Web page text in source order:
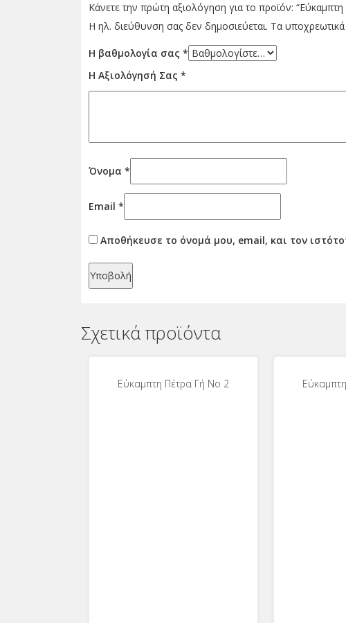
Κάνετε την πρώτη αξιολόγηση για το προϊόν:
Η ηλ. διεύθυνση σας δεν δημοσιεύεται. Τα
Η βαθμολογία σας *
Η Αξιολόγησή Σας *
Όνομα *
Email *
Αποθήκευσε το όνομά μου, email, και τον
Σχετικά προϊόντα
Εύκαμπτη Πέτρα Γή No 2